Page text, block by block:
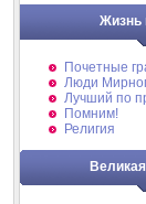
Жизнь
Почетные
Люди
Лучший по
Помним!
Религия